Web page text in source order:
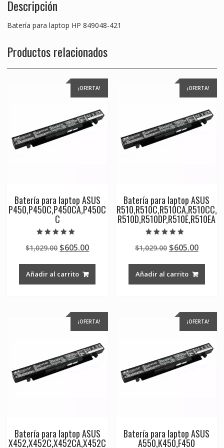
Descripción
Batería para laptop HP 849048-421
Productos relacionados
¡OFERTA!
Batería para laptop ASUS
P450,P450C,P450CA,P450C
C
5.00
de 5
$1,029.00 Original
was:
$1,029.00.
$605.00Current
Añadir al carrito
¡OFERTA!
Batería para laptop ASUS
R510,R510C,R510CA,R510CC,
R510D,R510DP,R510E,R510EA
4.50
de 5
$1,029.00 Original
was:
$1,029.00.
$605.00
Añadir al carrito
¡OFERTA!
Batería para laptop ASUS
X452,X452C,X452CA,X452C
¡OFERTA!
Batería para laptop ASUS
A550,K450,F450